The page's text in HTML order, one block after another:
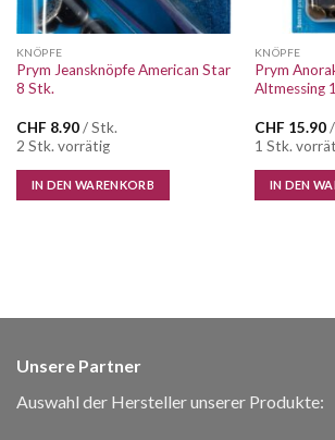
KNÖPFE
Prym Jeansknöpfe American Star
8 Stk.
CHF 8.90/ Stk.
2 Stk. vorrätig
IN DEN WARENKORB
KNÖPFE
Prym
Altmessing
CHF 15.90/
1 Stk.
IN DEN
Unsere Partner
Auswahl der Hersteller unserer Produkte: